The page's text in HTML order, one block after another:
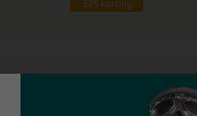
Specificaties